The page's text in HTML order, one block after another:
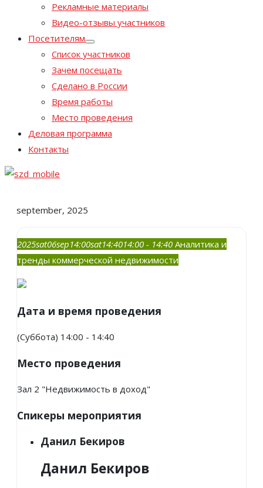
Рекламные материалы
Видео-отзывы участников
Посетителям
Список участников
Зачем посещать
Сделано в России
Время работы
Место проведения
Деловая программа
Контакты
september, 2025
2025sat06sep14:00sat14:4014:00 - 14:40 Аналитика и
тренды коммерческой недвижимости
Дата и время проведения
(Суббота) 14:00 - 14:40
Место проведения
Зал 2 "Недвижимость в доход"
Спикеры мероприятия
Данил Бекиров
Данил Бекиров